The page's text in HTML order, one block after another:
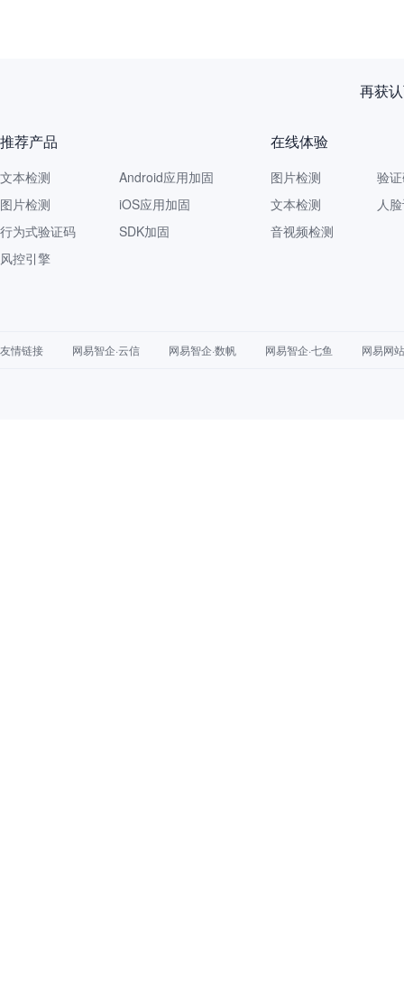
再获
推荐产品
文本检测
图片检测
行为式验证码
风控引擎
Android应用加固
iOS应用加固
SDK加固
在线体验
图片检测
文本检测
音视频检测
验
人
友情链接 网易智企·云信 网易智企·数帆 网易智企·七鱼 网易网